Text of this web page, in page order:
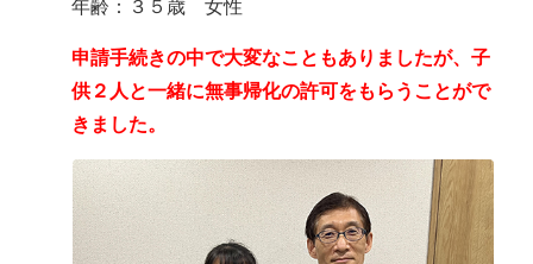
年齢：３５歳 女性
申請手続きの中で大変なこともありましたが、子
供２人と一緒に無事帰化の許可をもらうことがで
きました。